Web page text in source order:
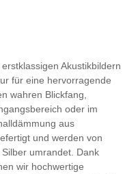
Akustikbildern
für eine hervorragende
wahren Blickfang,
oder im
aus
und werden von
umrandet. Dank
wir hochwertige